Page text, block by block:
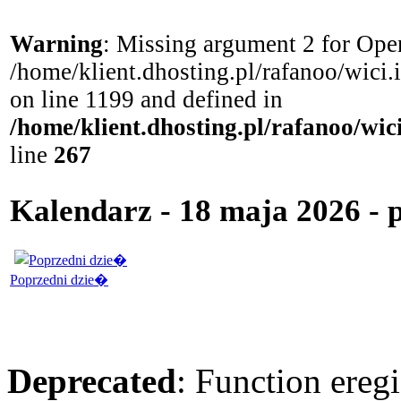
Warning: Missing argument 2 for
/home/klient.dhosting.pl/rafanoo/
on line 1199 and defined in
/home/klient.dhosting.pl/rafanoo/
line 267
Kalendarz - 18 maja 2026 -
Poprzedni dzie�
Deprecated: Function